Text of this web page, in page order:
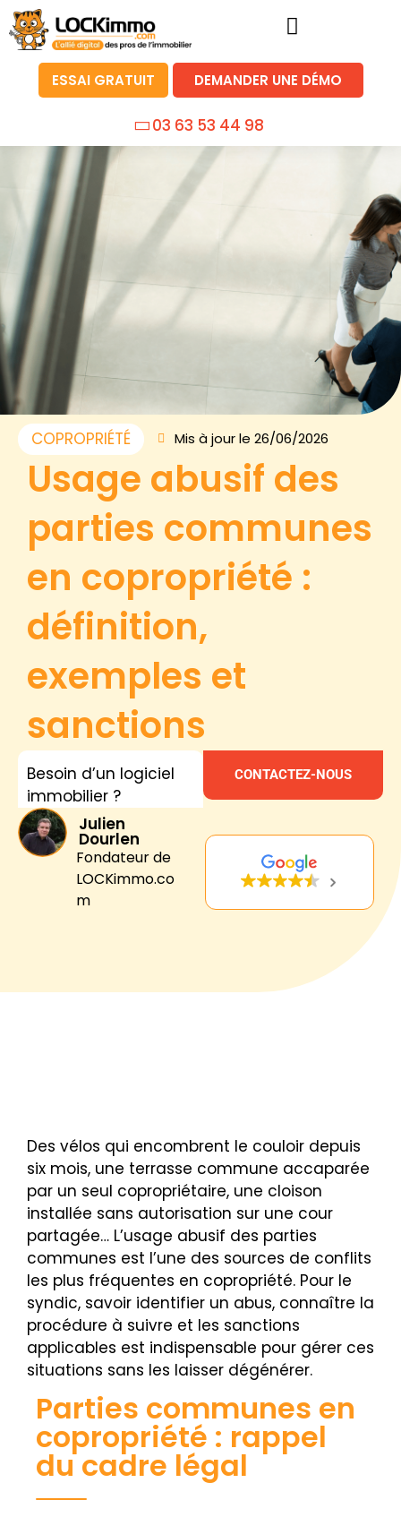
ESSAI GRATUIT DEMANDER UNE DÉMO
03 63 53 44 98
COPROPRIÉTÉ Mis à jour le 26/06/2026
Usage abusif des
parties communes
en copropriété :
définition,
exemples et
sanctions
Besoin d’un logiciel
immobilier ?
CONTACTEZ-NOUS
Julien
Dourlen
Fondateur de
LOCKimmo.co
m
Des vélos qui encombrent le couloir depuis
six mois, une terrasse commune accaparée
par un seul copropriétaire, une cloison
installée sans autorisation sur une cour
partagée… L’usage abusif des parties
communes est l’une des sources de conflits
les plus fréquentes en copropriété. Pour le
syndic, savoir identifier un abus, connaître la
procédure à suivre et les sanctions
applicables est indispensable pour gérer ces
situations sans les laisser dégénérer.
Parties communes en
copropriété : rappel
du cadre légal